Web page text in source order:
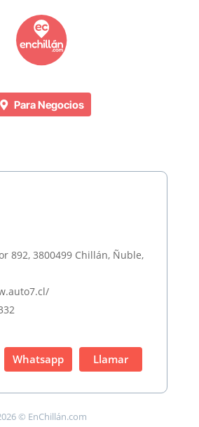
Para Negocios
892, 3800499 Chillán, Ñuble,
Whatsapp Llamar
© EnChillán.com